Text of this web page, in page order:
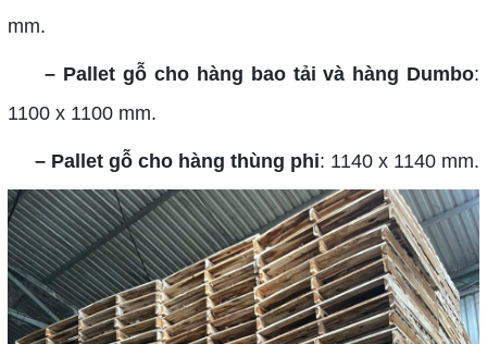
mm.
– Pallet gỗ cho hàng bao tải và hàng Dumbo:
1100 x 1100 mm.
– Pallet gỗ cho hàng thùng phi: 1140 x 1140 mm.